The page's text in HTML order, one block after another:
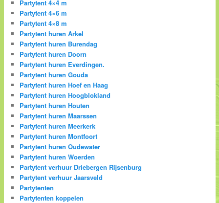
Partytent 4×4 m
Partytent 4×6 m
Partytent 4×8 m
Partytent huren Arkel
Partytent huren Burendag
Partytent huren Doorn
Partytent huren Everdingen.
Partytent huren Gouda
Partytent huren Hoef en Haag
Partytent huren Hoogblokland
Partytent huren Houten
Partytent huren Maarssen
Partytent huren Meerkerk
Partytent huren Montfoort
Partytent huren Oudewater
Partytent huren Woerden
Partytent verhuur Driebergen Rijsenburg
Partytent verhuur Jaarsveld
Partytenten
Partytenten koppelen